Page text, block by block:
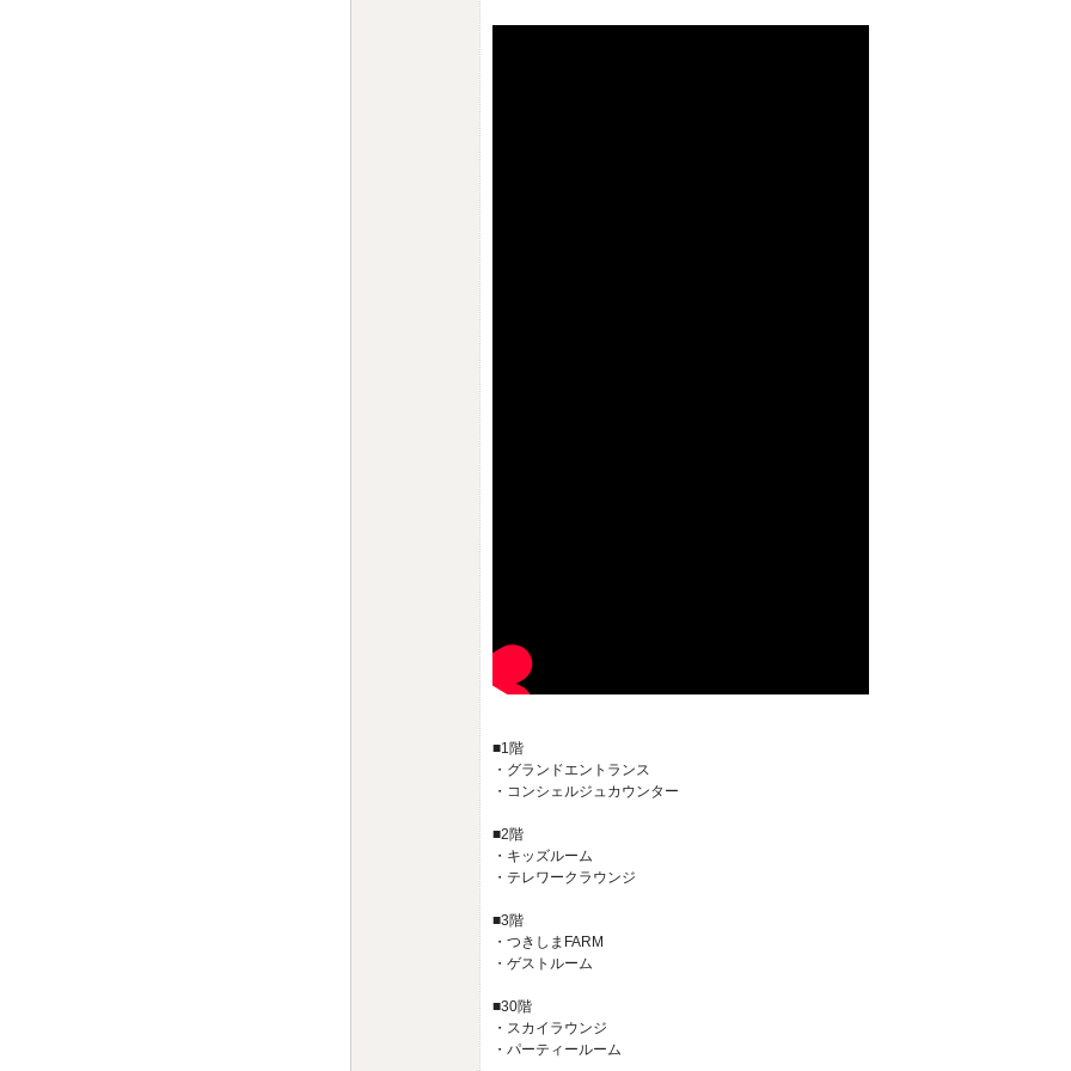
■1階
・グランドエントランス
・コンシェルジュカウンター
■2階
・キッズルーム
・テレワークラウンジ
■3階
・つきしまFARM
・ゲストルーム
■30階
・スカイラウンジ
・パーティールーム